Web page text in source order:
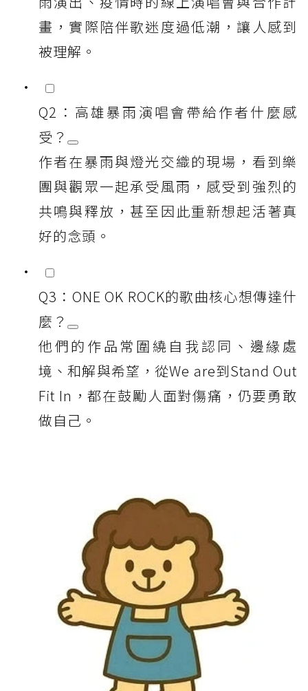
畫，實際陪伴歌迷度過低潮，讓人感到
被理解。
Q2：高雄暴雨演唱會帶給作者什麼感
受？
作者在暴雨與燈光交織的現場，看到樂
團與觀眾一起承受風雨，感受到強烈的
共鳴與釋放，甚至因此重新想起活著真
好的念頭。
Q3：ONE OK ROCK的歌曲核心想傳達什
麼？
他們的作品常圍繞自我認同、邊緣處
境、和解與希望，從We are到Stand Out
Fit In，都在鼓勵人面對傷痛，仍要勇敢
做自己。